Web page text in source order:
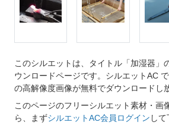
このシルエットは、タイトル「加湿器」
ウンロードページです。シルエットAC
の高解像度画像が無料でダウンロードし
このページのフリーシルエット素材・画
ら、まずシルエットAC会員ログイン し